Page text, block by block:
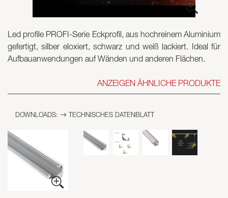
Neolight - Technische Design-Leuchten
Lineare und geschwungene Modulsysteme
Dreiphasen-Schiene (230V)
Leuchtrahmen mit Textilfronten
Leuchtpaneele und Plexiled
Led profile PROFI-Serie Eckprofil, aus hochreinem Aluminium
gefertigt, silber eloxiert, schwarz und weiß lackiert. Ideal für
Aufbauanwendungen auf Wänden und anderen Flächen.
ANZEIGEN ÄHNLICHE PRODUKTE
DOWNLOADS: TECHNISCHES DATENBLATT